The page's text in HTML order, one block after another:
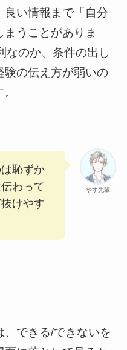
良い情報まで「自分
うことがありま
なのか、条件の出し
験の伝え方が弱いの
やす先輩
恥ずか
わって
けやす
、できる/できないを